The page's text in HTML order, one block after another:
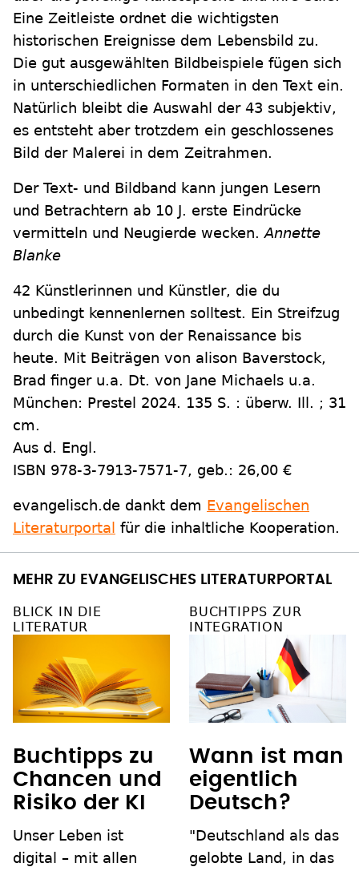
Eine Zeitleiste ordnet die wichtigsten
historischen Ereignisse dem Lebensbild zu.
Die gut ausgewählten Bildbeispiele fügen sich
in unterschiedlichen Formaten in den Text ein.
Natürlich bleibt die Auswahl der 43 subjektiv,
es entsteht aber trotzdem ein geschlossenes
Bild der Malerei in dem Zeitrahmen.
Der Text- und Bildband kann jungen Lesern
und Betrachtern ab 10 J. erste Eindrücke
vermitteln und Neugierde wecken.Annette
Blanke
42 Künstlerinnen und Künstler, die du
unbedingt kennenlernen solltest. Ein Streifzug
durch die Kunst von der Renaissance bis
heute. Mit Beiträgen von alison Baverstock,
Brad finger u.a. Dt. von Jane Michaels u.a.
München: Prestel 2024. 135 S. : überw. Ill. ; 31
cm.
Aus d. Engl.
ISBN 978-3-7913-7571-7, geb.: 26,00 €
evangelisch.de dankt dem Evangelischen
Literaturportal für die inhaltliche Kooperation.
MEHR ZU EVANGELISCHES LITERATURPORTAL
BLICK IN DIE
LITERATUR
Buchtipps zu
Chancen und
Risiko der KI
Unser Leben ist
digital – mit allen
BUCHTIPPS ZUR
INTEGRATION
Wann ist man
eigentlich
Deutsch?
"Deutschland als das
gelobte Land, in das